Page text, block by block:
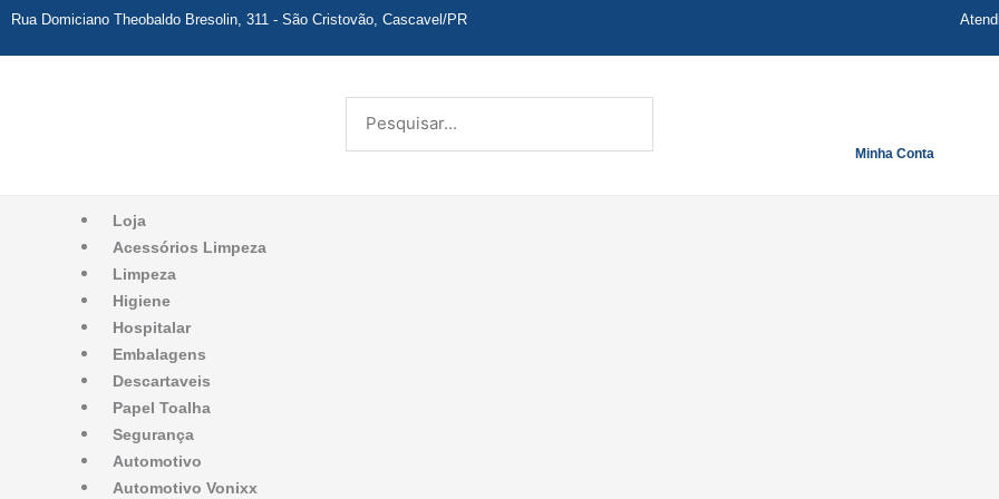
Rua Domiciano Theobaldo Bresolin, 311 - São Cristovão, Cascavel/PR
Minha Conta
Loja
Acessórios Limpeza
Limpeza
Higiene
Hospitalar
Embalagens
Descartaveis
Papel Toalha
Segurança
Automotivo
Automotivo Vonixx